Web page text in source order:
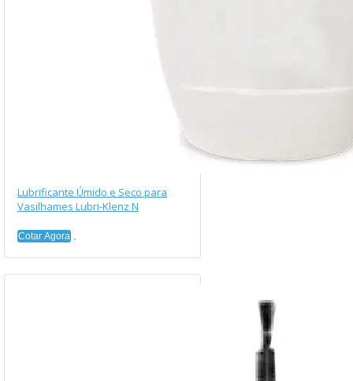
Lubrificante Úmido e Seco para
Vasilhames Lubri-Klenz N
Cotar Agora